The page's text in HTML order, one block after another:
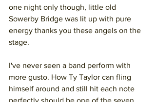
one night only though, little old
Sowerby Bridge was lit up with pure
energy thanks you these angels on the
stage.
I've never seen a band perform with
more gusto. How Ty Taylor can fling
himself around and still hit each note
perfectly should be one of the seven